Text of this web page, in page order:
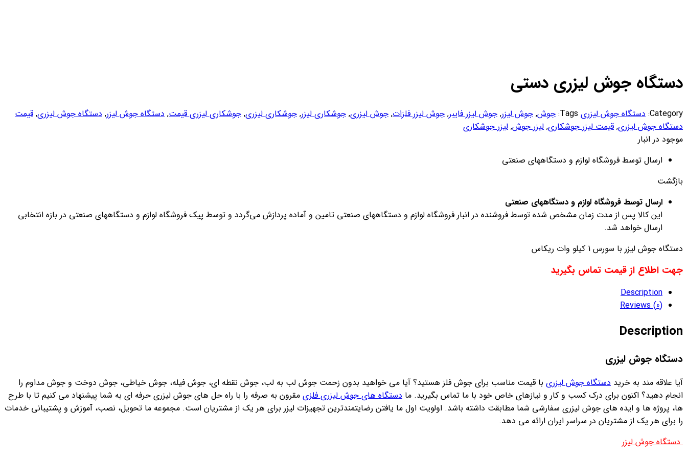
دستگاه جوش لیزری دستی
Category: دستگاه جوش لیزری Tags: جوش, جوش لیزر, جوش لیزر فایبر, جوش لیزر فلزات, جوش لیزری, جوشکاری لیزر, جوشکاری لیزری, جوشکاری لیزری قیمت, دستگاه جوش لیزر, دستگاه جوش لیزری, قیمت
دستگاه جوش لیزری, قیمت لیزر جوشکاری, لیزر جوش, لیزر جوشکاری
موجود در انبار
ارسال توسط فروشگاه لوازم و دستگاههای صنعتی
بازگشت
ارسال توسط فروشگاه لوازم و دستگاههای صنعتی
این کالا پس از مدت زمان مشخص شده توسط فروشنده در انبار فروشگاه لوازم و دستگاههای صنعتی تامین و آماده پردازش می‌گردد و توسط پیک فروشگاه لوازم و دستگاههای صنعتی در بازه انتخابی
ارسال خواهد شد.
دستگاه جوش لیزر با سورس 1 کیلو وات ریکاس
جهت اطلاع از قیمت تماس بگیرید
Description
Reviews (0)
Description
دستگاه جوش لیزری
آیا علاقه مند به خرید دستگاه جوش لیزری با قیمت مناسب برای جوش فلز هستید؟ آیا می خواهید بدون زحمت جوش لب به لب، جوش نقطه ای، جوش فیله، جوش خیاطی، جوش دوخت و جوش مداوم را
انجام دهید؟ اکنون برای درک کسب و کار و نیازهای خاص خود با ما تماس بگیرید. ما دستگاه های جوش لیزری فلزی مقرون به صرفه را با راه حل های جوش لیزری حرفه ای به شما پیشنهاد می کنیم تا با طرح
ها، پروژه ها و ایده های جوش لیزری سفارشی شما مطابقت داشته باشد. اولویت اول ما یافتن رضایتمندترین تجهیزات لیزر برای هر یک از مشتریان است. مجموعه ما تحویل، نصب، آموزش و پشتیبانی خدمات
را برای هر یک از مشتریان در سراسر ایران ارائه می دهد.
دستگاه جوش لیزر